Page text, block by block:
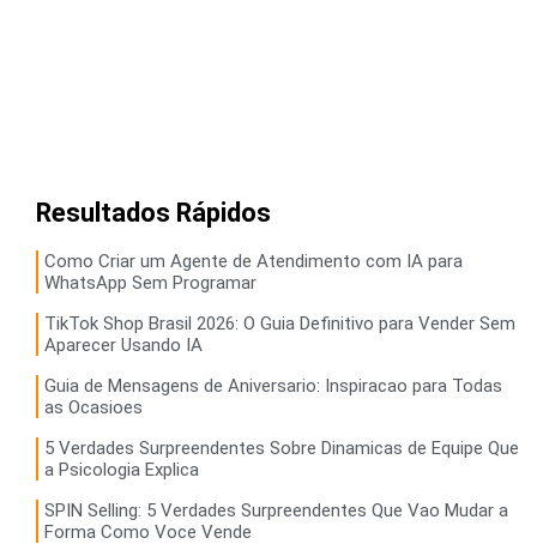
Resultados Rápidos
Como Criar um Agente de Atendimento com IA para
WhatsApp Sem Programar
TikTok Shop Brasil 2026: O Guia Definitivo para Vender Sem
Aparecer Usando IA
Guia de Mensagens de Aniversario: Inspiracao para Todas
as Ocasioes
5 Verdades Surpreendentes Sobre Dinamicas de Equipe Que
a Psicologia Explica
SPIN Selling: 5 Verdades Surpreendentes Que Vao Mudar a
Forma Como Voce Vende